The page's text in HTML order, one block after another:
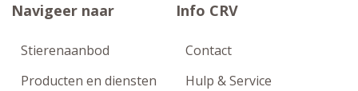
Navigeer naar
Stierenaanbod
Producten en diensten
Info CRV
Contact
Hulp & Service